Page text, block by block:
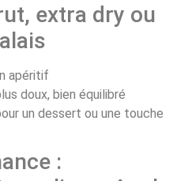
extra dry ou
apéritif
doux, bien équilibré
un dessert ou une touche
: